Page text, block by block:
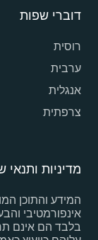
דוברי שפות
רוסית
ערבית
אנגלית
צרפתית
מדיניות ותנאי
המידע והתוכן
אינפורמטיבי
בלבד הם אינם